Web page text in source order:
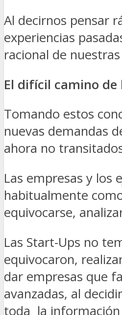
Al decirnos pensar
experiencias
racional de
El difícil camino de
Tomando estos
nuevas demandas
ahora no
Las empresas y los
habitualmente
equivocarse,
Las Start-Ups no
equivocaron,
dar empresas que
avanzadas, al
toda la información